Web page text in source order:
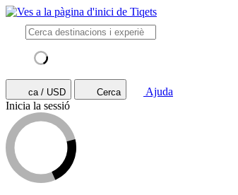
ca / USD Cerca
Ajuda
Inicia la sessió